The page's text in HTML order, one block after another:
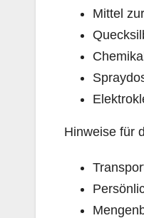
Mittel
Hinweise für